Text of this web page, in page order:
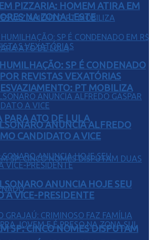
PT MOBILIZA
PARA ATO DE LULA
SP: CINCO NOMES DISPUTAM
PIZZARIA: HOMEM ATIRA EM
NA ZONA LESTE
SP É CONDENADO
REVISTAS VEXATÓRIAS
ANUNCIA ALFREDO
CANDIDATO A VICE
ANUNCIA HOJE SEU
A VICE-PRESIDENTE